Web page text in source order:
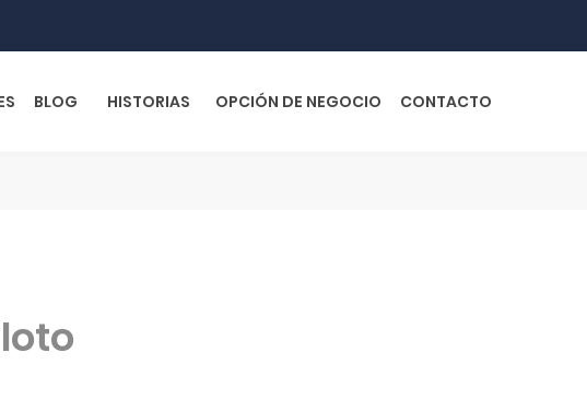
BLOG HISTORIAS OPCIÓN DE NEGOCIO CONTACTO